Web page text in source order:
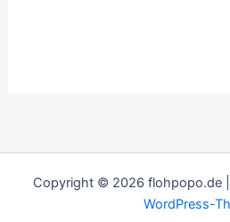
Copyright © 2026 flohpopo.de
WordPress-